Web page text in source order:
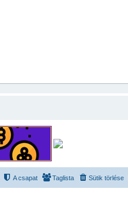
Sütik törlése
Taglista
A csapat